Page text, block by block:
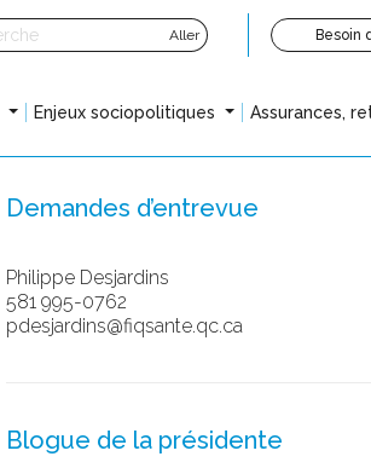
Aller Besoin
Enjeux sociopolitiques Assurances,
Demandes d’entrevue
Philippe Desjardins
581 995-0762
pdesjardins@fiqsante.qc.ca
Blogue de la présidente